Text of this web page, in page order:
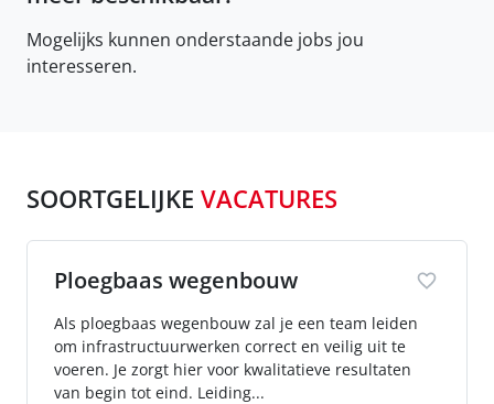
Mogelijks kunnen onderstaande jobs jou
interesseren.
SOORTGELIJKE VACATURES
Ploegbaas wegenbouw
Als ploegbaas wegenbouw zal je een team leiden
om infrastructuurwerken correct en veilig uit te
voeren. Je zorgt hier voor kwalitatieve resultaten
van begin tot eind. Leiding...